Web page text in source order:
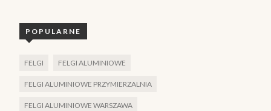
POPULARNE
FELGI FELGI ALUMINIOWE
FELGI ALUMINIOWE PRZYMIERZALNIA
FELGI ALUMINIOWE WARSZAWA